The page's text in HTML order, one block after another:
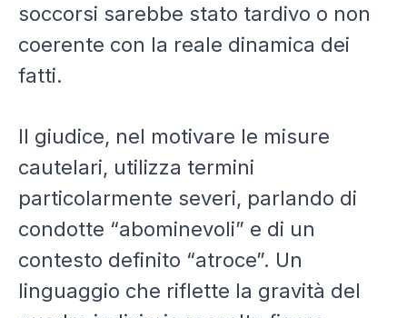
soccorsi sarebbe stato tardivo o non
coerente con la reale dinamica dei
fatti.
Il giudice, nel motivare le misure
cautelari, utilizza termini
particolarmente severi, parlando di
condotte “abominevoli” e di un
contesto definito “atroce”. Un
linguaggio che riflette la gravità del